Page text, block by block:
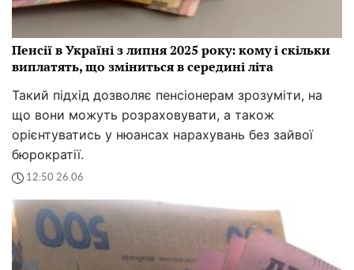
Пенсії в Україні з липня 2025 року: кому і скільки
виплатять, що зміниться в середині літа
Такий підхід дозволяє пенсіонерам зрозуміти, на
що вони можуть розраховувати, а також
орієнтуватись у нюансах нарахувань без зайвої
бюрократії.
12:50 26.06